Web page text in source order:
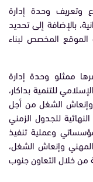
وتعريف وحدة إدارة
بالإضافة إلى تحديد
الموقع المخصص لبناء
ممثلو وحدة إدارة
للتنمية بداكار،
الشغل من أجل
للجدول الزمني
بالدعم المؤسساتي وعملية تنفيذ
وإنعاش الشغل،
من خلال التعاون جنوب